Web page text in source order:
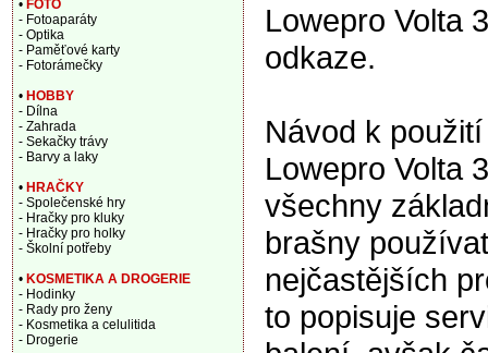
Lowepro Volta
odkaze.
Návod k
Lowepro Volta
všechny
brašny
nejčastějších
to popisuje
• FOTO
- Fotoaparáty
- Optika
- Paměťové karty
- Fotorámečky
• HOBBY
- Dílna
- Zahrada
- Sekačky trávy
- Barvy a laky
• HRAČKY
- Společenské hry
- Hračky pro kluky
- Hračky pro holky
- Školní potřeby
• KOSMETIKA A DROGERIE
- Hodinky
- Rady pro ženy
- Kosmetika a celulitida
- Drogerie